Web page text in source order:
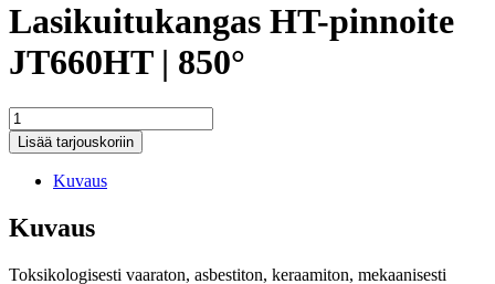
Lasikuitukangas HT-pinnoite
JT660HT | 850°
Lasikuitukangas
HT-
pinnoite
JT660HT
850°
määrä
Lisää tarjouskoriin
Kuvaus
Kuvaus
Toksikologisesti vaaraton, asbestiton, keraamiton, mekaanisesti